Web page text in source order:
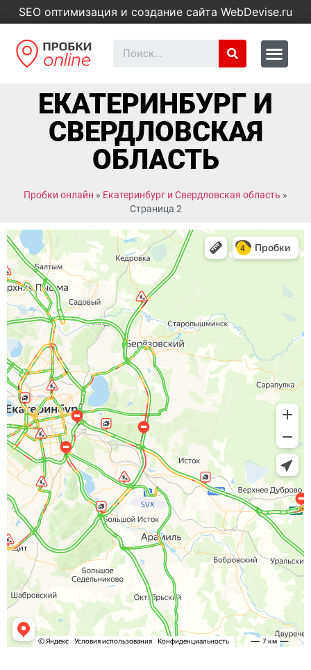
SEO оптимизация и создание сайта WebDevise.ru
ЕКАТЕРИНБУРГ И
СВЕРДЛОВСКАЯ
ОБЛАСТЬ
Пробки онлайн » Екатеринбург и Свердловская область »
Страница 2